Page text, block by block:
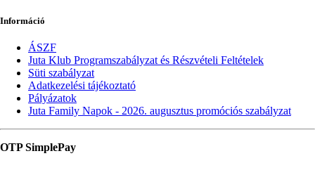
Információ
ÁSZF
Juta Klub Programszabályzat és Részvételi Feltételek
Süti szabályzat
Adatkezelési tájékoztató
Pályázatok
Juta Family Napok - 2026. augusztus promóciós szabályzat
OTP SimplePay